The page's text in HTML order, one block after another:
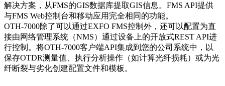
解决方案，从FMS的GIS数据库提取GIS信息。FMS API提供
与FMS Web控制台和移动应用完全相同的功能。
OTH-7000除了可以通过EXFO FMS控制外，还可以配置为直
接由网络管理系统（NMS）通过设备上的开放式REST API进
行控制。将OTH-7000客户端API集成到您的公司系统中，以
保存OTDR测量值、执行分析操作（如计算光纤损耗）或为光
纤断裂与劣化创建配置文件和模板。